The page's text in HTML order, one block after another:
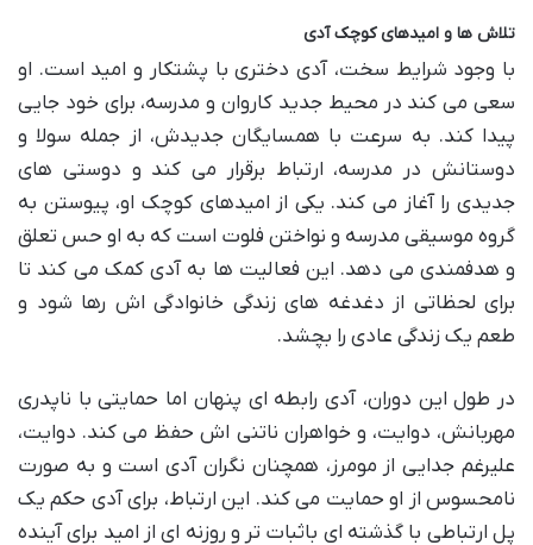
تلاش ها و امیدهای کوچک آدی
با وجود شرایط سخت، آدی دختری با پشتکار و امید است. او
سعی می کند در محیط جدید کاروان و مدرسه، برای خود جایی
پیدا کند. به سرعت با همسایگان جدیدش، از جمله سولا و
دوستانش در مدرسه، ارتباط برقرار می کند و دوستی های
جدیدی را آغاز می کند. یکی از امیدهای کوچک او، پیوستن به
گروه موسیقی مدرسه و نواختن فلوت است که به او حس تعلق
و هدفمندی می دهد. این فعالیت ها به آدی کمک می کند تا
برای لحظاتی از دغدغه های زندگی خانوادگی اش رها شود و
طعم یک زندگی عادی را بچشد.
در طول این دوران، آدی رابطه ای پنهان اما حمایتی با ناپدری
مهربانش، دوایت، و خواهران ناتنی اش حفظ می کند. دوایت،
علیرغم جدایی از مومرز، همچنان نگران آدی است و به صورت
نامحسوس از او حمایت می کند. این ارتباط، برای آدی حکم یک
پل ارتباطی با گذشته ای باثبات تر و روزنه ای از امید برای آینده